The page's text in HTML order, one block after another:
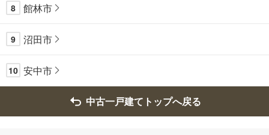
8 館林市
9 沼田市
10 安中市
中古一戸建てトップへ戻る